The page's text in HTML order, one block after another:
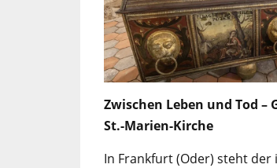
Zwischen Leben und Tod –
St.-Marien-Kirche
In Frankfurt (Oder) steht